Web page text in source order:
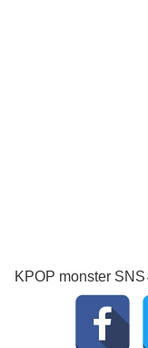
KPOP monster SNS